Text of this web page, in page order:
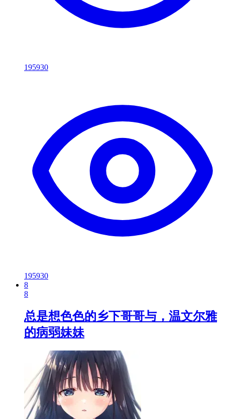
195930
195930
8
8
总是想色色的乡下哥哥与，温文尔雅
的病弱妹妹